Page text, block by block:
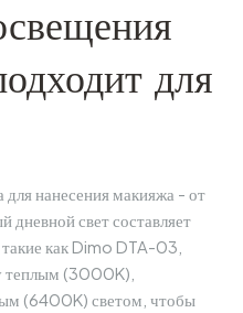
для
для нанесения макияжа - от
свет составляет
как Dimo DTA-03,
теплым (3000K),
(6400K) светом, чтобы